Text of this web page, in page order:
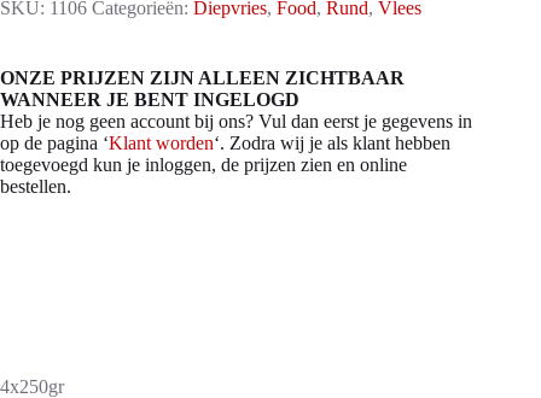
SKU: 1106 Categorieën: Diepvries, Food, Rund, Vlees
ONZE PRIJZEN ZIJN ALLEEN ZICHTBAAR
WANNEER JE BENT INGELOGD
Heb je nog geen account bij ons? Vul dan eerst je gegevens in
op de pagina ‘Klant worden‘. Zodra wij je als klant hebben
toegevoegd kun je inloggen, de prijzen zien en online
bestellen.
4x250gr